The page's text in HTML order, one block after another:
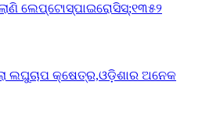
ଲେପ୍ଟୋସ୍ପାଇରୋସିସ୍;୧୩୫୨
ଲଘୁଚାପ କ୍ଷେତ୍ର,ଓଡ଼ିଶାର ଅନେକ